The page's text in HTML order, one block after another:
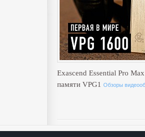
Exascend Essential Pro
памяти VPG1 Обзоры